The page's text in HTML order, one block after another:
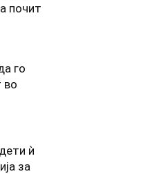
почит
го
во
ѝ
за